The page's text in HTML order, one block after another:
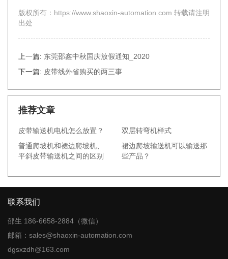
版权所有：https://www.shaoxin-automation.com 转载请注明
出处
上一篇: 东莞邵鑫中秋国庆放假通知_2020
下一篇: 皮带线外省购买的两三事
推荐文章
皮带输送机电机怎么放置？
双层转弯机样式
普通爬坡机和裙边爬坡机、
平斜皮带输送机之间的区别
裙边爬坡输送机可以输送那
些产品？
联系我们
邵生 186-6658-2884（微信）
邮箱：sales@shaoxin-automation.com
dgsxzdh@163.com